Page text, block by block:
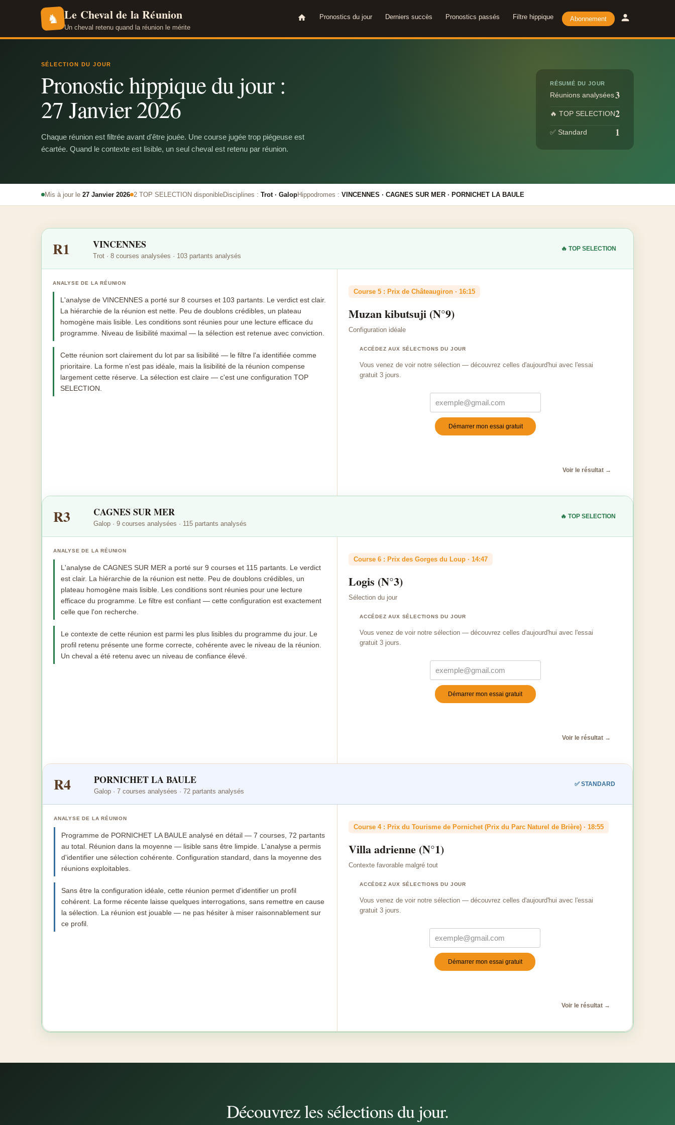
♞ Le Cheval de la Réunion
Un cheval retenu quand la réunion le mérite
Pronostics du jour Derniers succès Pronostics passés Filtre hippique Abonnement
SÉLECTION DU JOUR
Pronostic hippique du jour :
27 Janvier 2026
Chaque réunion est filtrée avant d'être jouée. Une course jugée trop piégeuse est
écartée. Quand le contexte est lisible, un seul cheval est retenu par réunion.
RÉSUMÉ DU JOUR
Réunions analysées3
🔥 TOP SELECTION2
✅ Standard 1
Mis à jour le 27 Janvier 2026 2 TOP SELECTION disponibleDisciplines : Trot · GalopHippodromes : VINCENNES · CAGNES SUR MER · PORNICHET LA BAULE
R1 VINCENNES
Trot · 8 courses analysées · 103 partants analysés
🔥 TOP SELECTION
ANALYSE DE LA RÉUNION
L'analyse de VINCENNES a porté sur 8 courses et 103 partants. Le verdict est clair.
La hiérarchie de la réunion est nette. Peu de doublons crédibles, un plateau
homogène mais lisible. Les conditions sont réunies pour une lecture efficace du
programme. Niveau de lisibilité maximal — la sélection est retenue avec conviction.
Cette réunion sort clairement du lot par sa lisibilité — le filtre l'a identifiée comme
prioritaire. La forme n'est pas idéale, mais la lisibilité de la réunion compense
largement cette réserve. La sélection est claire — c'est une configuration TOP
SELECTION.
Course 5 : Prix de Châteaugiron · 16:15
Muzan kibutsuji (N°9)
Configuration idéale
ACCÉDEZ AUX SÉLECTIONS DU JOUR
Vous venez de voir notre sélection — découvrez celles d'aujourd'hui avec l'essai
gratuit 3 jours.
Démarrer mon essai gratuit
Voir le résultat →
R3 CAGNES SUR MER
Galop · 9 courses analysées · 115 partants analysés
🔥 TOP SELECTION
ANALYSE DE LA RÉUNION
L'analyse de CAGNES SUR MER a porté sur 9 courses et 115 partants. Le verdict
est clair. La hiérarchie de la réunion est nette. Peu de doublons crédibles, un
plateau homogène mais lisible. Les conditions sont réunies pour une lecture
efficace du programme. Le filtre est confiant — cette configuration est exactement
celle que l'on recherche.
Le contexte de cette réunion est parmi les plus lisibles du programme du jour. Le
profil retenu présente une forme correcte, cohérente avec le niveau de la réunion.
Un cheval a été retenu avec un niveau de confiance élevé.
Course 6 : Prix des Gorges du Loup · 14:47
Logis (N°3)
Sélection du jour
ACCÉDEZ AUX SÉLECTIONS DU JOUR
Vous venez de voir notre sélection — découvrez celles d'aujourd'hui avec l'essai
gratuit 3 jours.
Démarrer mon essai gratuit
Voir le résultat →
R4 PORNICHET LA BAULE
Galop · 7 courses analysées · 72 partants analysés
✅ STANDARD
ANALYSE DE LA RÉUNION
Programme de PORNICHET LA BAULE analysé en détail — 7 courses, 72 partants
au total. Réunion dans la moyenne — lisible sans être limpide. L'analyse a permis
d'identifier une sélection cohérente. Configuration standard, dans la moyenne des
réunions exploitables.
Sans être la configuration idéale, cette réunion permet d'identifier un profil
cohérent. La forme récente laisse quelques interrogations, sans remettre en cause
la sélection. La réunion est jouable — ne pas hésiter à miser raisonnablement sur
ce profil.
Course 4 : Prix du Tourisme de Pornichet (Prix du Parc Naturel de Brière) · 18:55
Villa adrienne (N°1)
Contexte favorable malgré tout
ACCÉDEZ AUX SÉLECTIONS DU JOUR
Vous venez de voir notre sélection — découvrez celles d'aujourd'hui avec l'essai
gratuit 3 jours.
Démarrer mon essai gratuit
Voir le résultat →
Découvrez les sélections du jour.